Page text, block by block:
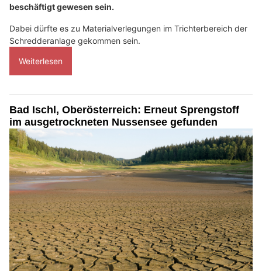
beschäftigt gewesen sein.
Dabei dürfte es zu Materialverlegungen im Trichterbereich der
Schredderanlage gekommen sein.
Weiterlesen
Bad Ischl, Oberösterreich: Erneut Sprengstoff
im ausgetrockneten Nussensee gefunden